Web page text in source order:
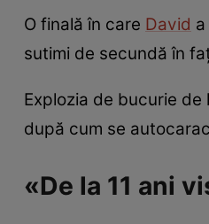
O finală în care David
sutimi de secundă în
Explozia de bucurie
după cum se
«De la 11 ani